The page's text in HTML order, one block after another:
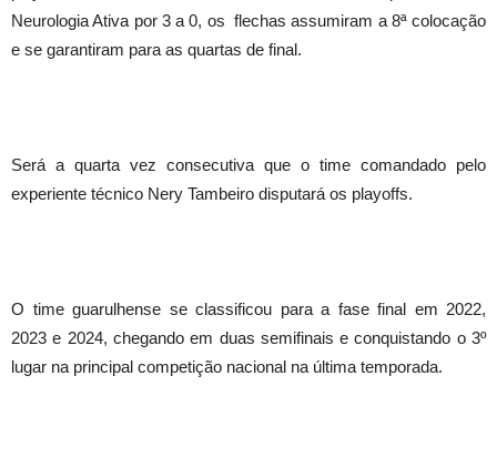
Neurologia Ativa por 3 a 0, os flechas assumiram a 8ª colocação
e se garantiram para as quartas de final.
Será a quarta vez consecutiva que o time comandado pelo
experiente técnico Nery Tambeiro disputará os playoffs.
O time guarulhense se classificou para a fase final em 2022,
2023 e 2024, chegando em duas semifinais e conquistando o 3º
lugar na principal competição nacional na última temporada.